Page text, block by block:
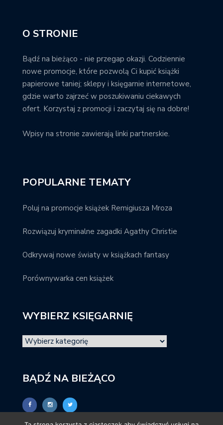
O STRONIE
Bądź na bieżąco - nie przegap okazji. Codziennie
nowe promocje, które pozwolą Ci kupić książki
papierowe taniej; sklepy i księgarnie internetowe,
gdzie warto zajrzeć w poszukiwaniu ciekawych
ofert. Korzystaj z promocji i zaczytaj się na dobre!
Wpisy na stronie zawierają linki partnerskie.
POPULARNE TEMATY
Poluj na promocje książek Remigiusza Mroza
Rozwiązuj kryminalne zagadki Agathy Christie
Odkrywaj nowe światy w książkach fantasy
Porównywarka cen książek
WYBIERZ KSIĘGARNIĘ
BĄDŹ NA BIEŻĄCO